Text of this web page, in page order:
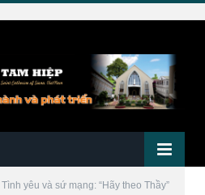
Tình yêu và sứ mạng: “Hãy theo Thầy”